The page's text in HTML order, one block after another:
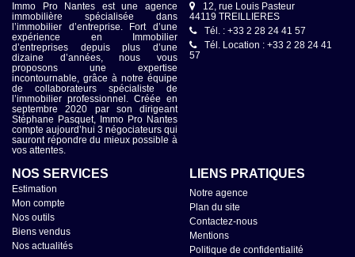
Immo Pro Nantes est une agence
immobilière spécialisée dans
l’immobilier d’entreprise. Fort d’une
expérience en Immobilier
d’entreprises depuis plus d’une
dizaine d’années, nous vous
proposons une expertise
incontournable, grâce à notre équipe
de collaborateurs spécialiste de
l’immobilier professionnel. Créée en
septembre 2020 par son dirigeant
Stéphane Pasquet, Immo Pro Nantes
compte aujourd’hui 3 négociateurs qui
sauront répondre du mieux possible à
vos attentes.
12, rue Louis Pasteur
44119 TREILLIERES
Tél. : +33 2 28 24 41 57
Tél. Location : +33 2 28 24 41
57
NOS SERVICES
Estimation
Mon compte
Nos outils
Biens vendus
Nos actualités
LIENS PRATIQUES
Notre agence
Plan du site
Contactez-nous
Mentions
Politique de confidentialité